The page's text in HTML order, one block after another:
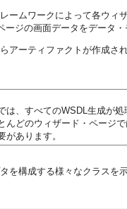
ームワークによって各ウィ
ージの画面データをデータ
アーティファクトが作成
は、すべてのWSDL生成が
んどのウィザード・ページ
あります。
を構成する様々なクラス